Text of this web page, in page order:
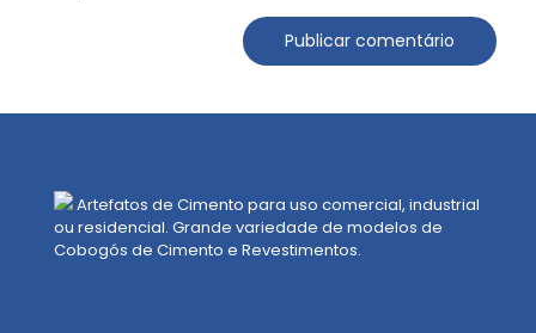
Artefatos de Cimento para uso comercial, industrial
ou residencial. Grande variedade de modelos de
Cobogós de Cimento e Revestimentos.